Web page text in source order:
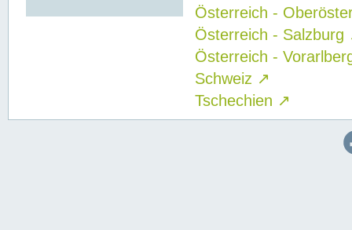
Österreich -
Österreich - Salzburg
Österreich -
Schweiz ↗
Tschechien ↗